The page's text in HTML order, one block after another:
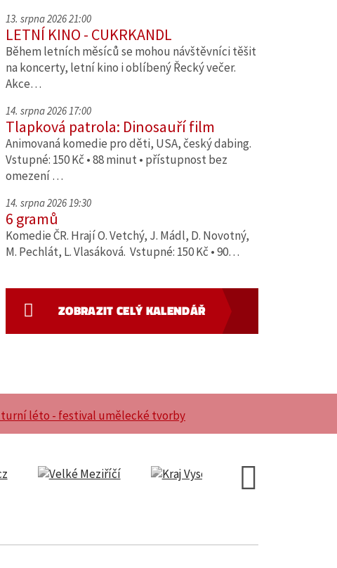
13. srpna 2026 21:00
LETNÍ KINO - CUKRKANDL
Během letních měsíců se mohou návštěvníci těšit
na koncerty, letní kino i oblíbený Řecký večer.
Akce…
14. srpna 2026 17:00
Tlapková patrola: Dinosauří film
Animovaná komedie pro děti, USA, český dabing.
Vstupné: 150 Kč • 88 minut • přístupnost bez
omezení …
14. srpna 2026 19:30
6 gramů
Komedie ČR. Hrají O. Vetchý, J. Mádl, D. Novotný,
M. Pechlát, L. Vlasáková. Vstupné: 150 Kč • 90…
ZOBRAZIT CELÝ KALENDÁŘ